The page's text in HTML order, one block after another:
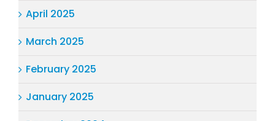
April 2025
March 2025
February 2025
January 2025